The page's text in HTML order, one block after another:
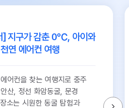
] 지구가 감춘 0℃, 아이와
연 에어컨 여행
어컨을 찾는 여행지로 충주
산, 정선 화암동굴, 문경
소는 시원한 동굴 탐험과